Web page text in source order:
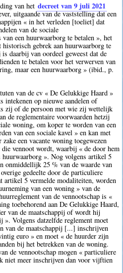
van het decreet van 9 juli 2021
uitgaande van de vaststelling dat een
« in het verleden [toeliet] dat
van de sociale
een huurwaarborg te betalen », het
gebrek aan huurwaarborg te
daarbij van oordeel geweest dat de
te betalen voor het verwerven van
maar een huurwaarborg » (ibid., p.
van de cv « De Gelukkige Haard »
intekenen op nieuwe aandelen of
zij of de persoon met wie zij wettelijk
de reglementaire voorwaarden hetzij
woning, om koper te worden van een
van een sociale kavel » en kan met
een vacante woning toegewezen
vennoot wordt, waarbij « de door hem
huurwaarborg ». Nog volgens artikel 5
onmiddellijk 25 % van de waarde van
gedeelte door de particuliere
artikel 5 vermelde modaliteiten, worden
van een woning » van de
van de vennootschap is «
toebehorend aan De Gelukkige Haard,
van de maatschappij of wordt hij
». Volgens datzelfde reglement moet
van de maatschappij [...] inschrijven
euro » en moet « de huurder zijn
bij het betrekken van de woning.
de vennootschap mogen « particuliere
niet meer inschrijven dan voor vijftien